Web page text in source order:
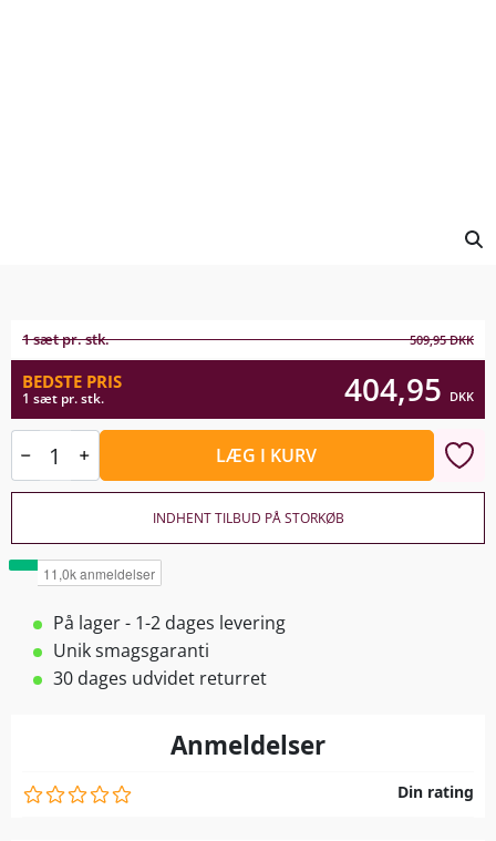
1 sæt pr. stk. 509,95DKK
BEDSTE PRIS
1 sæt pr. stk. 404,95 DKK
LÆG I KURV
INDHENT TILBUD PÅ STORKØB
På lager - 1-2 dages levering
Unik smagsgaranti
30 dages udvidet returret
Anmeldelser
Din rating